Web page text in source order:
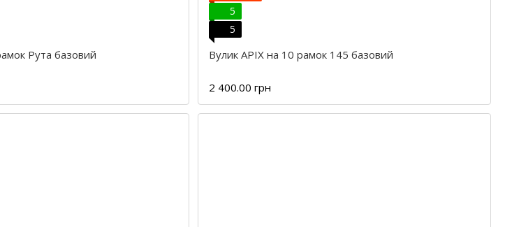
Рута базовий
5
5
Вулик APIX на 10 рамок 145 базовий
2 400.00 грн